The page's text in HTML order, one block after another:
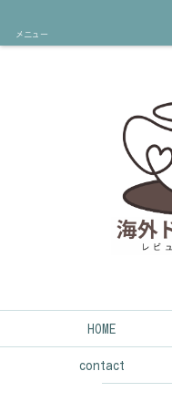
HOME
contact
メニュー